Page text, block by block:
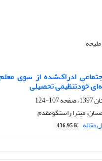
ادراک‌شده از سوی
خودتنظیمی تحصیلی
107-124
میترا راستگومقدم
مقاله 436.95 K